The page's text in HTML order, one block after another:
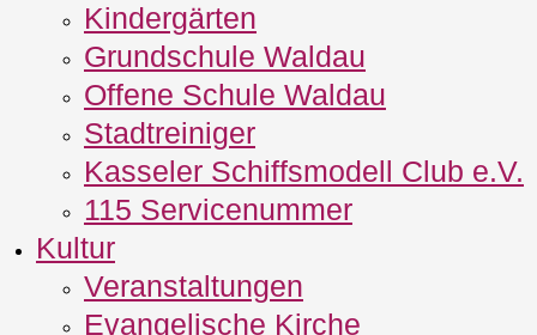
Kindergärten
Grundschule Waldau
Offene Schule Waldau
Stadtreiniger
Kasseler Schiffsmodell Club e.V.
115 Servicenummer
Kultur
Veranstaltungen
Evangelische Kirche